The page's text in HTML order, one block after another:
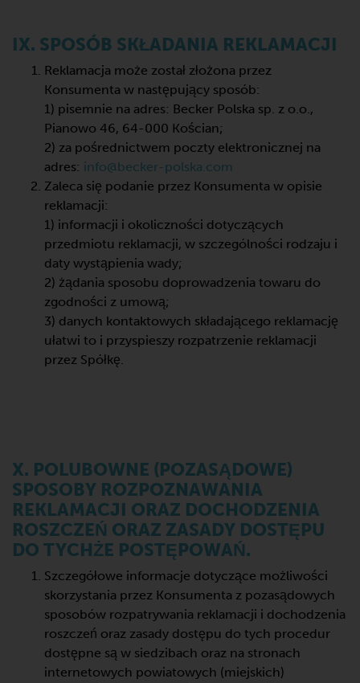
IX. SPOSÓB SKŁADANIA REKLAMACJI
Reklamacja może został złożona przez
Konsumenta w następujący sposób:
1) pisemnie na adres: Becker Polska sp. z o.o.,
Pianowo 46, 64-000 Kościan;
2) za pośrednictwem poczty elektronicznej na
adres: info@becker-polska.com
Zaleca się podanie przez Konsumenta w opisie
reklamacji:
1) informacji i okoliczności dotyczących
przedmiotu reklamacji, w szczególności rodzaju i
daty wystąpienia wady;
2) żądania sposobu doprowadzenia towaru do
zgodności z umową;
3) danych kontaktowych składającego reklamację
ułatwi to i przyspieszy rozpatrzenie reklamacji
przez Spółkę.
X. POLUBOWNE (POZASĄDOWE)
SPOSOBY ROZPOZNAWANIA
REKLAMACJI ORAZ DOCHODZENIA
ROSZCZEŃ ORAZ ZASADY DOSTĘPU
DO TYCHŻE POSTĘPOWAŃ.
Szczegółowe informacje dotyczące możliwości
skorzystania przez Konsumenta z pozasądowych
sposobów rozpatrywania reklamacji i dochodzenia
roszczeń oraz zasady dostępu do tych procedur
dostępne są w siedzibach oraz na stronach
internetowych powiatowych (miejskich)